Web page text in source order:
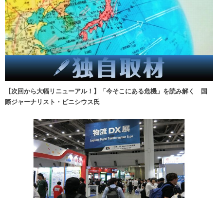
【次回から大幅リニューアル！】「今そこにある危機」を読み解く 国
際ジャーナリスト・ビニシウス氏